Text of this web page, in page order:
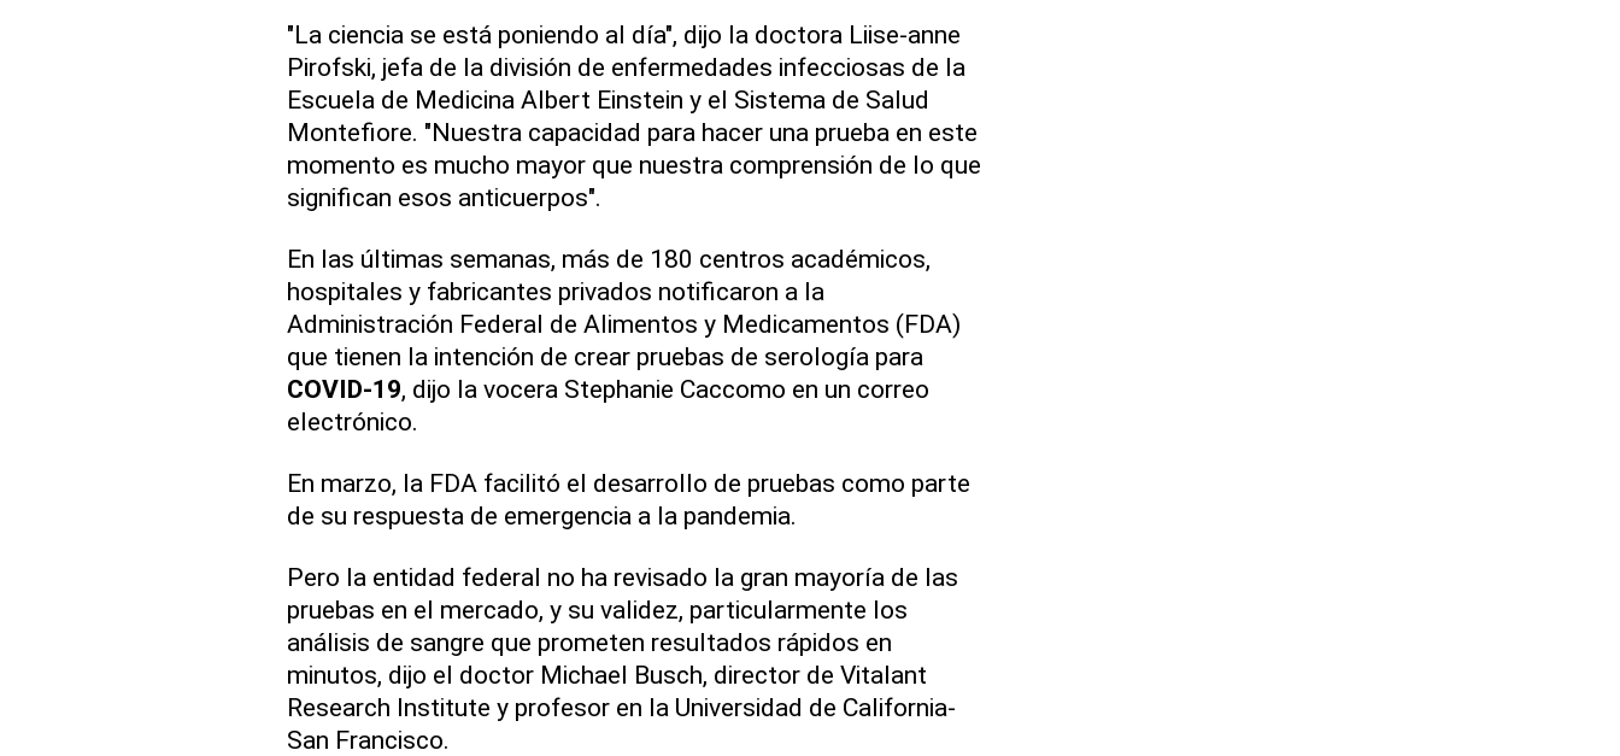
"La ciencia se está poniendo al día", dijo la doctora Liise-anne
Pirofski, jefa de la división de enfermedades infecciosas de la
Escuela de Medicina Albert Einstein y el Sistema de Salud
Montefiore. "Nuestra capacidad para hacer una prueba en este
momento es mucho mayor que nuestra comprensión de lo que
significan esos anticuerpos".
En las últimas semanas, más de 180 centros académicos,
hospitales y fabricantes privados notificaron a la
Administración Federal de Alimentos y Medicamentos (FDA)
que tienen la intención de crear pruebas de serología para
COVID-19, dijo la vocera Stephanie Caccomo en un correo
electrónico.
En marzo, la FDA facilitó el desarrollo de pruebas como parte
de su respuesta de emergencia a la pandemia.
Pero la entidad federal no ha revisado la gran mayoría de las
pruebas en el mercado, y su validez, particularmente los
análisis de sangre que prometen resultados rápidos en
minutos, dijo el doctor Michael Busch, director de Vitalant
Research Institute y profesor en la Universidad de California-
San Francisco.